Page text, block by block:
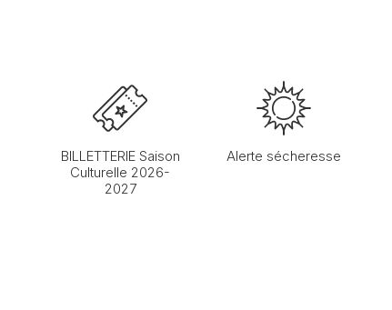
BILLETTERIE Saison
Culturelle 2026-
2027
Alerte sécheresse